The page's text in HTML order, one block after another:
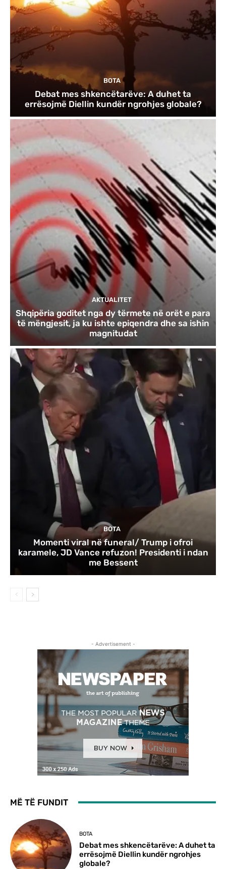
BOTA
Debat mes shkencëtarëve: A duhet ta
errësojmë Diellin kundër ngrohjes globale?
AKTUALITET
Shqipëria goditet nga dy tërmete në orët e para
të mëngjesit, ja ku ishte epiqendra dhe sa ishin
magnitudat
BOTA
Momenti viral në funeral/ Trump i ofroi
karamele, JD Vance refuzon! Presidenti i ndan
me Bessent
- Advertisement -
MË TË FUNDIT
BOTA
Debat mes shkencëtarëve: A duhet ta
errësojmë Diellin kundër ngrohjes
globale?